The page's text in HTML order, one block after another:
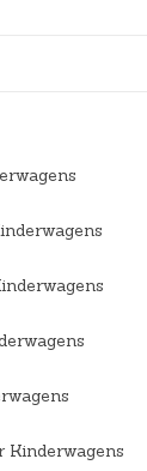
Kinderwagens